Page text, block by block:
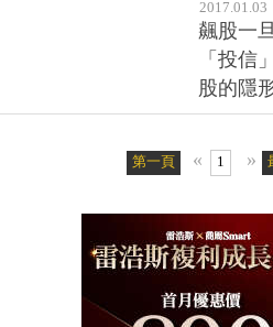
2017.01.03
飆股一
「投信
股的隱
第一頁 « 1 »